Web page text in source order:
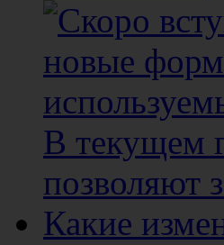
В текущем
позволяют
Какие